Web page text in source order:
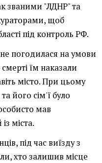
званими "ЛДНР" та
щоб
під контроль РФ.
погодилася на умови
їм наказали
місто. При цьому
його сім'ї було
мав
міста.
під час виїзду з
хто залишив місце